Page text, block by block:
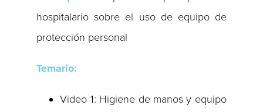
hospitalario sobre el uso de equipo de
protección personal
Temario:
Video 1: Higiene de manos y equipo